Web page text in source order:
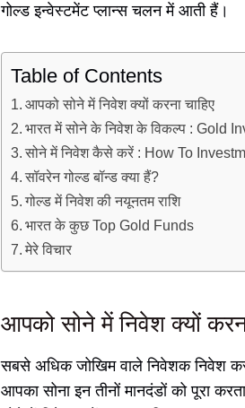
गोल्ड इन्वेस्टमेंट प्लान्स चलन में आती हैं।
Table of Contents
आपको सोने में निवेश क्यों करना चाहिए
भारत में सोने के निवेश के विकल्प : Gold
सोने में निवेश कैसे करें : How To
सॉवरेन गोल्ड बॉन्ड क्या हैं?
गोल्ड में निवेश की नयूनतम राशि
भारत के कुछ Top Gold Funds
मेरे विचार
आपको सोने में निवेश क्यों
सबसे अधिक जोखिम वाले निवेशक निवेश
आपका सोना इन तीनों मानदंडों को पूरा